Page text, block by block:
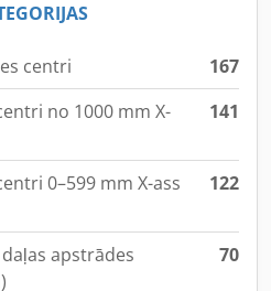
centri
167
no 1000 mm X-
141
0–599 mm X-ass
122
apstrādes
70